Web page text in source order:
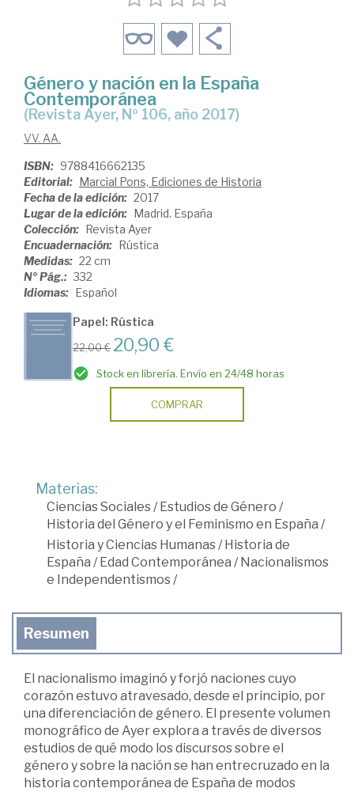
Género y nación en la España
Contemporánea
(Revista Ayer, Nº 106, año 2017)
VV. AA.
ISBN: 9788416662135
Editorial: Marcial Pons, Ediciones de Historia
Fecha de la edición: 2017
Lugar de la edición: Madrid. España
Colección: Revista Ayer
Encuadernación: Rústica
Medidas: 22 cm
Nº Pág.: 332
Idiomas: Español
Papel: Rústica
22,00 € 20,90 €
Stock en librería. Envío en 24/48 horas
COMPRAR
Materias:
Ciencias Sociales/ Estudios de Género /
Historia del Género y el Feminismo en España /
Historia y Ciencias Humanas/ Historia de
España / Edad Contemporánea / Nacionalismos
e Independentismos/
Resumen
El nacionalismo imaginó y forjó naciones cuyo
corazón estuvo atravesado, desde el principio, por
una diferenciación de género. El presente volumen
monográfico de Ayer explora a través de diversos
estudios de qué modo los discursos sobre el
género y sobre la nación se han entrecruzado en la
historia contemporánea de España de modos